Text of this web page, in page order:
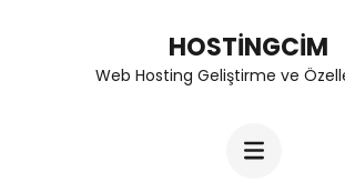
HOSTINGCIM
Web Hosting Geliştirme ve